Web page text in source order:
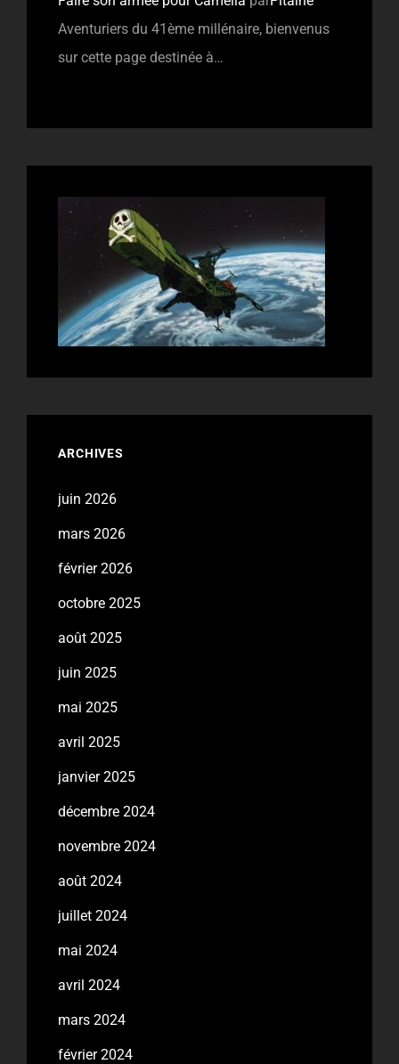
Aventuriers du 41ème millénaire, bienvenus
sur cette page destinée à…
ARCHIVES
juin 2026
mars 2026
février 2026
octobre 2025
août 2025
juin 2025
mai 2025
avril 2025
janvier 2025
décembre 2024
novembre 2024
août 2024
juillet 2024
mai 2024
avril 2024
mars 2024
février 2024